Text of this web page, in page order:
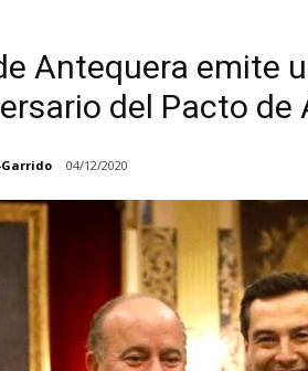
Antequera emite
del Pacto de
04/12/2020